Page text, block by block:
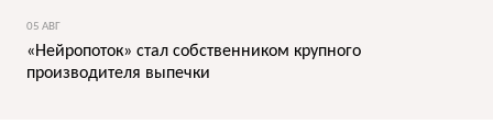
05 АВГ
«Нейропоток» стал собственником крупного
производителя выпечки